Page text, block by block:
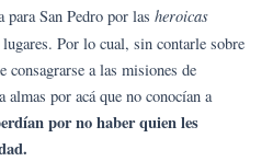
para San Pedro por las heroicas
Por lo cual, sin contarle sobre
a las misiones de
por acá que no conocían a
por no haber quien les